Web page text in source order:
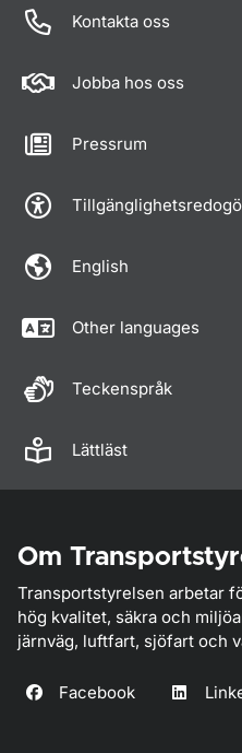
Kontakta oss
Jobba hos oss
Pressrum
English
Other languages
Teckenspråk
Lättläst
Om
Transportstyrelsen arbetar
hög kvalitet, säkra och
järnväg, luftfart, sjöfart och
Facebook